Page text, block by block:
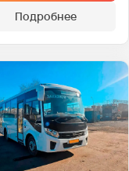
Подробнее